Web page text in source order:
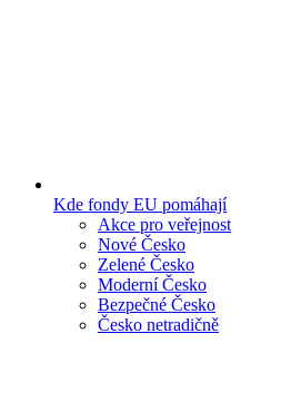
Kde fondy EU pomáhají
Akce pro veřejnost
Nové Česko
Zelené Česko
Moderní Česko
Bezpečné Česko
Česko netradičně